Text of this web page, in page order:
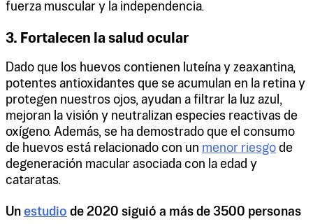
fuerza muscular y la independencia.
3. Fortalecen la salud ocular
Dado que los huevos contienen luteína y zeaxantina,
potentes antioxidantes que se acumulan en la retina y
protegen nuestros ojos, ayudan a filtrar la luz azul,
mejoran la visión y neutralizan especies reactivas de
oxígeno. Además, se ha demostrado que el consumo
de huevos está relacionado con un menor riesgo de
degeneración macular asociada con la edad y
cataratas.
Un estudio de 2020 siguió a más de 3500 personas